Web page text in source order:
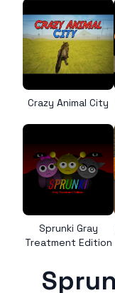
Crazy Animal City
Sprunki Gray
Treatment Edition